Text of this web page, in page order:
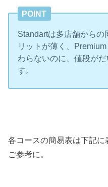
POINT
Standartは多店舗からの
リットが薄く、
わらないのに、値段が
す。
各コースの簡易表は下記
ご参考に。